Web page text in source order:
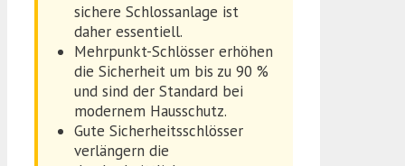
sichere Schlossanlage ist
daher essentiell.
Mehrpunkt-Schlösser erhöhen
die Sicherheit um bis zu 90 %
und sind der Standard bei
modernem Hausschutz.
Gute Sicherheitsschlösser
verlängern die